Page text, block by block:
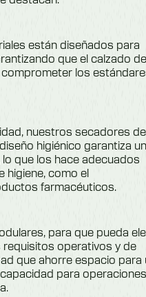
están diseñados para
que el calzado de
los
nuestros secadores de
higiénico garantiza
que los hace adecuados
higiene, como el
farmacéuticos.
para que pueda
requisitos operativos y de
que ahorre espacio para
para operaciones